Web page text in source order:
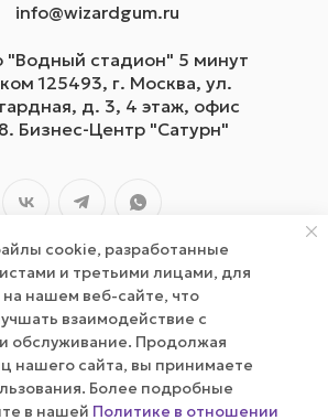
info@wizardgum.ru
"Водный стадион" 5 минут
125493, г. Москва, ул.
д. 3, 4 этаж, офис
Бизнес-Центр "Сатурн"
© wizardgum.ru, 2021
cookie, разработанные
и третьими лицами, для
нашем веб-сайте, что
взаимодействие с
обслуживание. Продолжая
нашего сайта, вы принимаете
Более подробные
в нашей Политике в отношении